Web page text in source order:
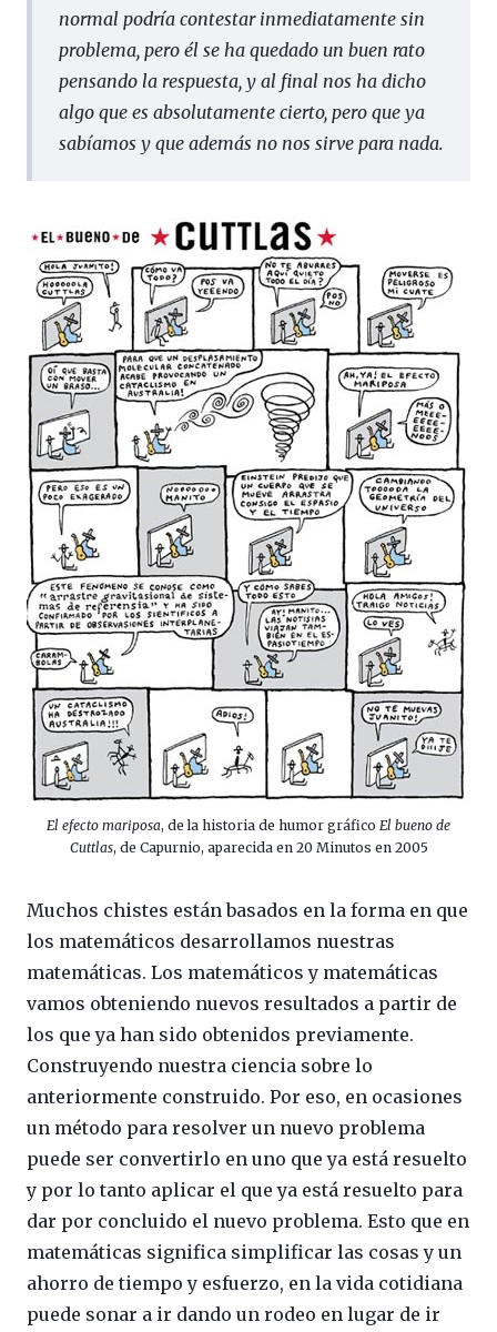
normal podría contestar inmediatamente sin
problema, pero él se ha quedado un buen rato
pensando la respuesta, y al final nos ha dicho
algo que es absolutamente cierto, pero que ya
sabíamos y que además no nos sirve para nada.
El efecto mariposa, de la historia de humor gráfico El bueno de
Cuttlas, de Capurnio, aparecida en 20 Minutos en 2005
Muchos chistes están basados en la forma en que
los matemáticos desarrollamos nuestras
matemáticas. Los matemáticos y matemáticas
vamos obteniendo nuevos resultados a partir de
los que ya han sido obtenidos previamente.
Construyendo nuestra ciencia sobre lo
anteriormente construido. Por eso, en ocasiones
un método para resolver un nuevo problema
puede ser convertirlo en uno que ya está resuelto
y por lo tanto aplicar el que ya está resuelto para
dar por concluido el nuevo problema. Esto que en
matemáticas significa simplificar las cosas y un
ahorro de tiempo y esfuerzo, en la vida cotidiana
puede sonar a ir dando un rodeo en lugar de ir